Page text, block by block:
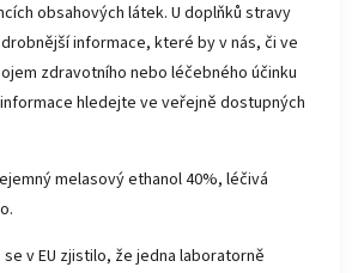
obsahových látek. U doplňků stravy
informace, které by v nás, či ve
zdravotního nebo léčebného účinku
hledejte ve veřejně dostupných
melasový ethanol 40%, léčivá
v EU zjistilo, že jedna laboratorně